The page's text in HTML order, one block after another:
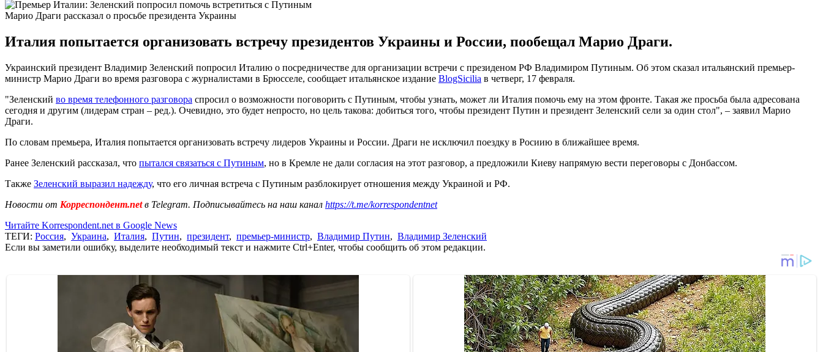
Марио Драги рассказал о просьбе президента Украины
Италия попытается организовать встречу президентов Украины и России, пообещал Марио Драги.
Украинский президент Владимир Зеленский попросил Италию о посредничестве для организации встречи с президеном РФ Владимиром Путиным. Об этом сказал итальянский премьер-
министр Марио Драги во время разговора с журналистами в Брюсселе, сообщает итальянское издание BlogSicilia в четверг, 17 февраля.
"Зеленский во время телефонного разговора спросил о возможности поговорить с Путиным, чтобы узнать, может ли Италия помочь ему на этом фронте. Такая же просьба была адресована
сегодня и другим (лидерам стран – ред.). Очевидно, это будет непросто, но цель такова: добиться того, чтобы президент Путин и президент Зеленский сели за один стол", – заявил Марио
Драги.
По словам премьера, Италия попытается организовать встречу лидеров Украины и России. Драги не исключил поездку в Росиию в ближайшее время.
Ранее Зеленский рассказал, что пытался связаться с Путиным, но в Кремле не дали согласия на этот разговор, а предложили Киеву напрямую вести переговоры с Донбассом.
Также Зеленский выразил надежду, что его личная встреча с Путиным разблокирует отношения между Украиной и РФ.
Новости от Корреспондент.netв Telegram. Подписывайтесь на наш канал https://t.me/korrespondentnet
Читайте Korrespondent.net в Google News
ТЕГИ: Россия, Украина, Италия, Путин, президент, премьер-министр, Владимир Путин, Владимир Зеленский
Если вы заметили ошибку, выделите необходимый текст и нажмите Ctrl+Enter, чтобы сообщить об этом редакции.